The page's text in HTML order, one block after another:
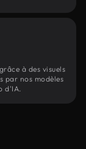
à des visuels
par nos modèles
d'IA.